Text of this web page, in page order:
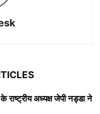
राष्ट्रीय अध्यक्ष जेपी नड्डा ने